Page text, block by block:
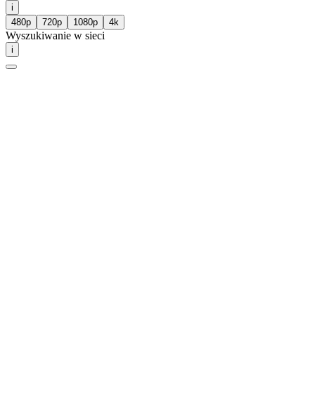
i
480p
720p 1080p 4k
Wyszukiwanie w sieci
i